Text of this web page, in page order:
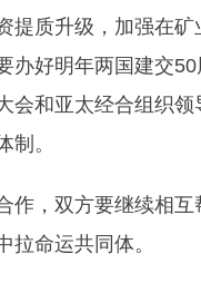
提质升级，加强在矿
办好明年两国建交
会和亚太经合组织领
。
，双方要继续相互
命运共同体。